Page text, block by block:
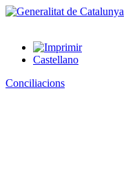
Castellano
Conciliacions